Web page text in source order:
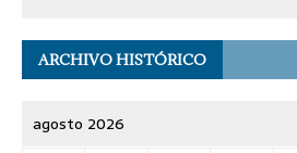
ARCHIVO HISTÓRICO
agosto 2026